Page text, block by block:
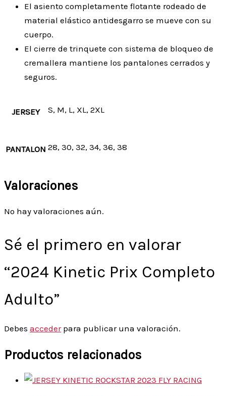
El asiento completamente flotante rodeado de
material elástico antidesgarro se mueve con su
cuerpo.
El cierre de trinquete con sistema de bloqueo de
cremallera mantiene los pantalones cerrados y
seguros.
JERSEY S, M, L, XL, 2XL
PANTALON 28, 30, 32, 34, 36, 38
Valoraciones
No hay valoraciones aún.
Sé el primero en valorar
“2024 Kinetic Prix Completo
Adulto”
Debes accederpara publicar una valoración.
Productos relacionados